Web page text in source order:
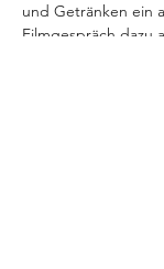
und Getränken ein
Filmgespräch dazu